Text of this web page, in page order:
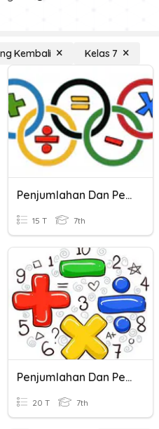
Kembali Kelas 7
Penjumlahan Dan Pengurangan Bentuk Aljabar
15 T 7th
Penjumlahan Dan Pengurangan Bilangan Bulat
20 T 7th